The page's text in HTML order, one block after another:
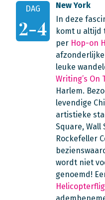
DAG
2-4
New York
In deze
komt u altijd
per Hop-on
leuke
Writing’s On
Harlem.
levendige
artistieke
Square, Wall
Rockefeller
wordt niet
genoemd!